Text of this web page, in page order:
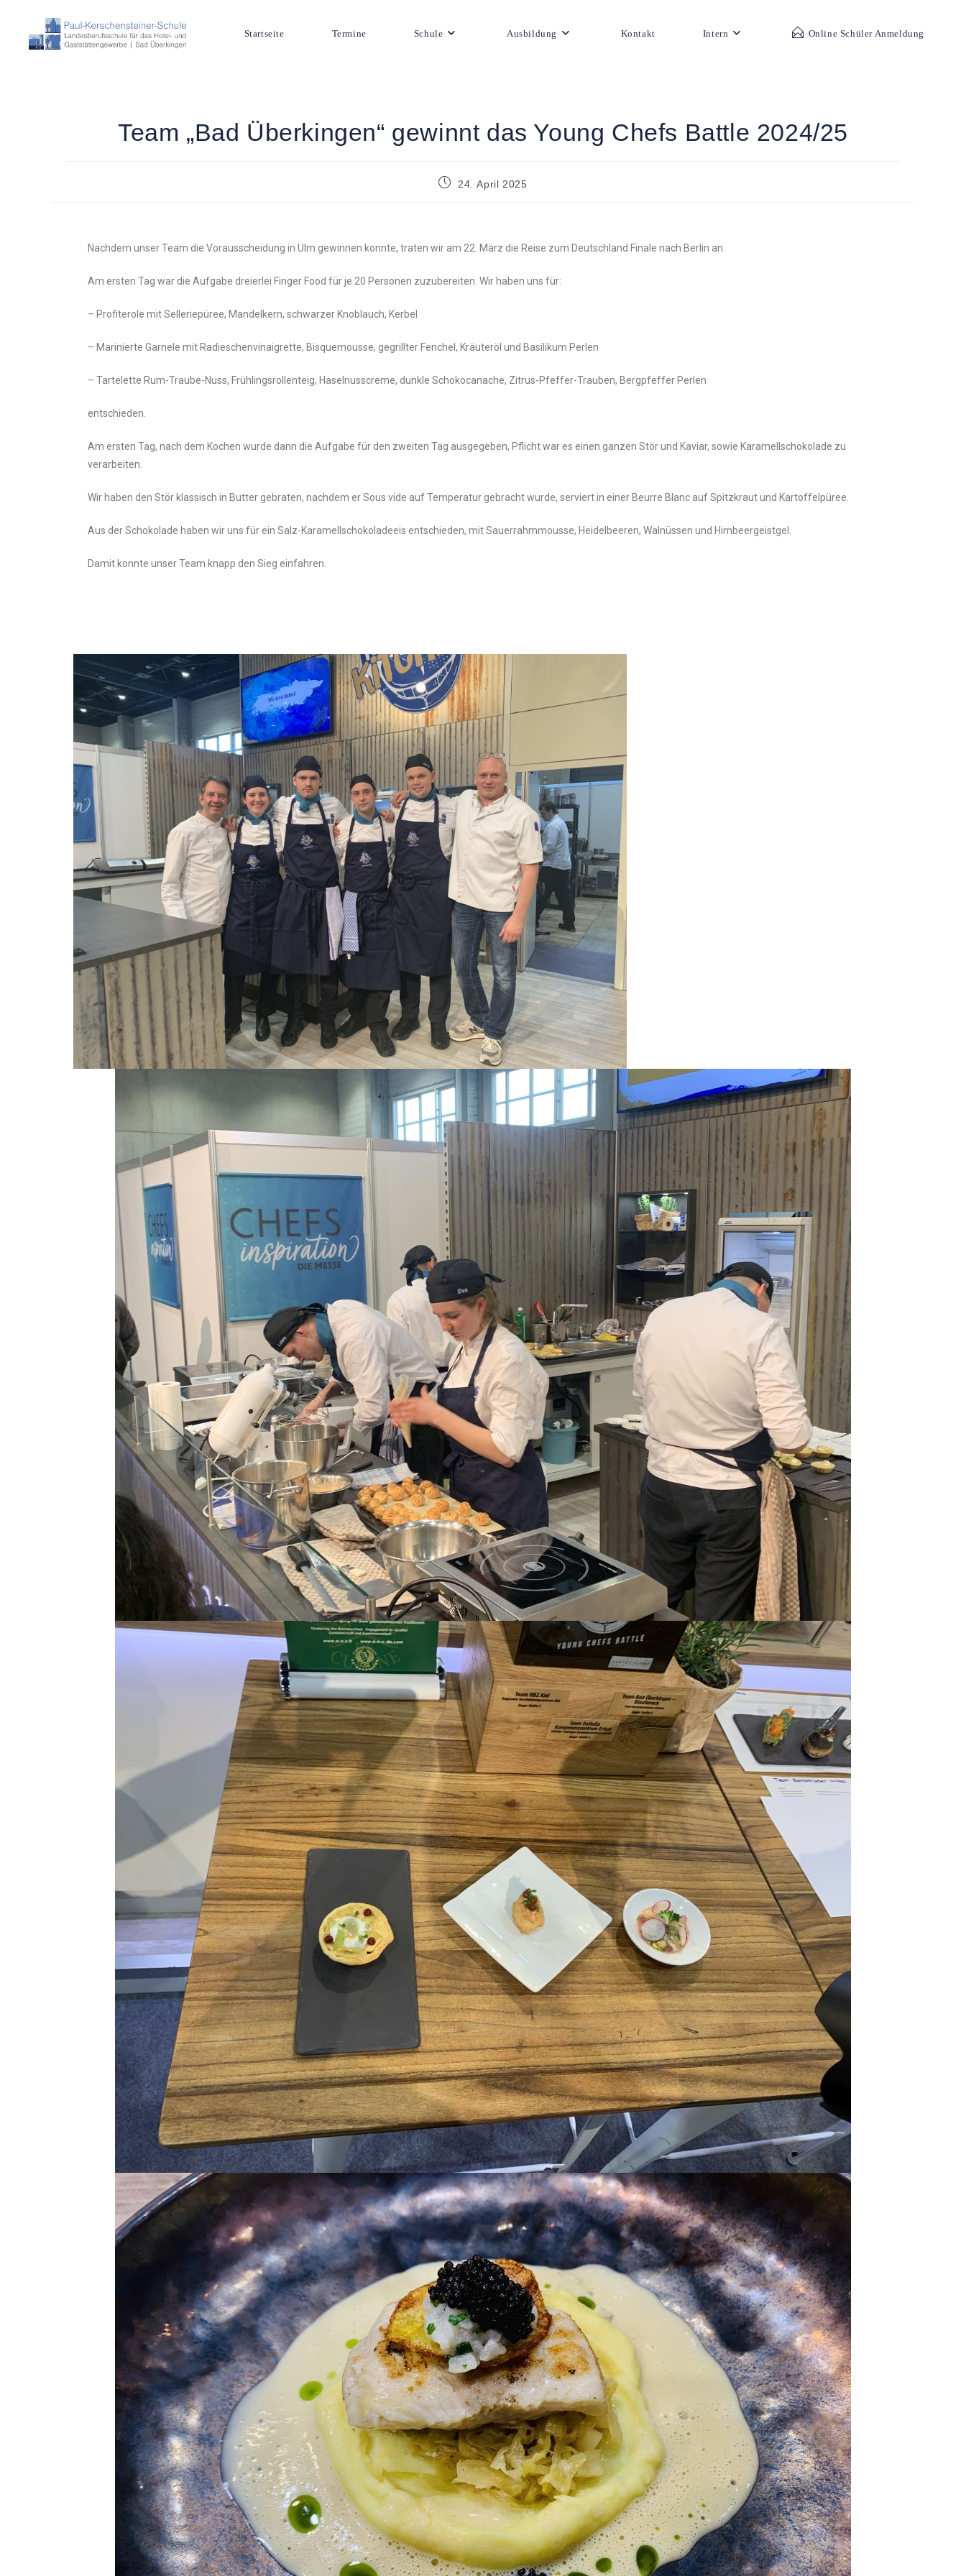
Startseite Termine Schule Ausbildung Kontakt Intern Online Schüler Anmeldung
Team „Bad Überkingen“ gewinnt das Young Chefs Battle 2024/25
24. April 2025
Nachdem unser Team die Vorausscheidung in Ulm gewinnen konnte, traten wir am 22. März die Reise zum Deutschland Finale nach Berlin an.
Am ersten Tag war die Aufgabe dreierlei Finger Food für je 20 Personen zuzubereiten. Wir haben uns für:
– Profiterole mit Selleriepüree, Mandelkern, schwarzer Knoblauch, Kerbel
– Marinierte Garnele mit Radieschenvinaigrette, Bisquemousse, gegrillter Fenchel, Kräuteröl und Basilikum Perlen
– Tartelette Rum-Traube-Nuss, Frühlingsrollenteig, Haselnusscreme, dunkle Schokocanache, Zitrus-Pfeffer-Trauben, Bergpfeffer Perlen
entschieden.
Am ersten Tag, nach dem Kochen wurde dann die Aufgabe für den zweiten Tag ausgegeben, Pflicht war es einen ganzen Stör und Kaviar, sowie Karamellschokolade zu
verarbeiten.
Wir haben den Stör klassisch in Butter gebraten, nachdem er Sous vide auf Temperatur gebracht wurde, serviert in einer Beurre Blanc auf Spitzkraut und Kartoffelpüree.
Aus der Schokolade haben wir uns für ein Salz-Karamellschokoladeeis entschieden, mit Sauerrahmmousse, Heidelbeeren, Walnüssen und Himbeergeistgel.
Damit konnte unser Team knapp den Sieg einfahren.